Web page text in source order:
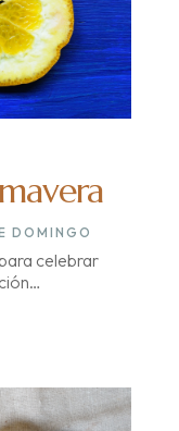
DOMINGO
celebrar